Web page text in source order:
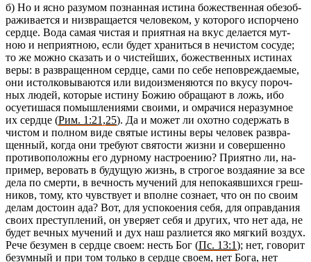
б) Но и ясно ра­з­умом по­знан­ная ис­ти­на бо­же­ствен­ная обез­об­
ра­жи­ва­ет­ся и низ­вра­ща­ет­ся че­ло­ве­ком, у ко­то­ро­го ис­пор­че­но
серд­це. Вода самая чи­стая и при­ят­ная на вкус де­ла­ет­ся мут­
ною и непри­ят­ною, если будет хра­нить­ся в нечи­стом со­су­де;
то же можно ска­зать и о чи­стей­ших, бо­же­ствен­ных ис­ти­нах
веры: в раз­вра­щен­ном серд­це, сами по себе непо­вре­жда­е­мые,
они ис­тол­ко­вы­ва­ют­ся или ви­до­из­ме­ня­ют­ся по вкусу по­роч­
ных людей, ко­то­рые ис­ти­ну Божию об­ра­ща­ют в ложь, ибо
осу­е­ти­ша­ся по­мыш­ле­ни­я­ми сво­и­ми, и омра­чи­ся нера­зум­ное
их серд­це (Рим. 1:21,25). Да и может ли охот­но со­дер­жать в
чи­стом и пол­ном виде свя­тые ис­ти­ны веры че­ло­век раз­вра­
щен­ный, когда они тре­бу­ют свя­то­сти жизни и со­вер­шен­но
про­ти­во­по­лож­ны его дур­но­му на­стро­е­нию? При­ят­но ли, на­
при­мер, ве­ро­вать в бу­ду­щую жизнь, в стро­гое воз­да­я­ние за все
дела по смер­ти, в веч­ность му­че­ний для непо­ка­яв­ших­ся греш­
ни­ков, тому, кто чув­ству­ет и вполне со­зна­ет, что он по своим
делам до­сто­ин ада? Вот, для успо­ко­е­ния себя, для оправ­да­ния
своих пре­ступ­ле­ний, он уве­ря­ет себя и дру­гих, что нет ада, не
будет веч­ных му­че­ний и дух наш раз­ли­ет­ся яко мяг­кий воз­дух.
Рече бе­зу­мен в серд­це своем: несть Бог (Пс. 13:1); нет, го­во­рит
безум­ный и при том толь­ко в серд­це своем, нет Бога, нет